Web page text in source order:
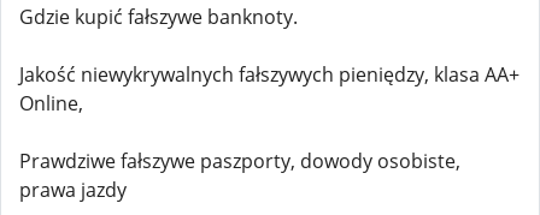
Gdzie kupić fałszywe banknoty.
Jakość niewykrywalnych fałszywych pieniędzy, klasa AA+
Online,
Prawdziwe fałszywe paszporty, dowody osobiste,
prawa jazdy